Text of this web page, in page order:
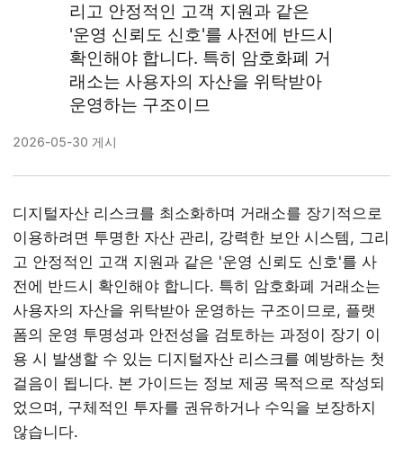
리고 안정적인 고객 지원과 같은
'운영 신뢰도 신호'를 사전에 반드시
확인해야 합니다. 특히 암호화폐 거
래소는 사용자의 자산을 위탁받아
운영하는 구조이므
2026-05-30 게시
디지털자산 리스크를 최소화하며 거래소를 장기적으로
이용하려면 투명한 자산 관리, 강력한 보안 시스템, 그리
고 안정적인 고객 지원과 같은 '운영 신뢰도 신호'를 사
전에 반드시 확인해야 합니다. 특히 암호화폐 거래소는
사용자의 자산을 위탁받아 운영하는 구조이므로, 플랫
폼의 운영 투명성과 안전성을 검토하는 과정이 장기 이
용 시 발생할 수 있는 디지털자산 리스크를 예방하는 첫
걸음이 됩니다. 본 가이드는 정보 제공 목적으로 작성되
었으며, 구체적인 투자를 권유하거나 수익을 보장하지
않습니다.